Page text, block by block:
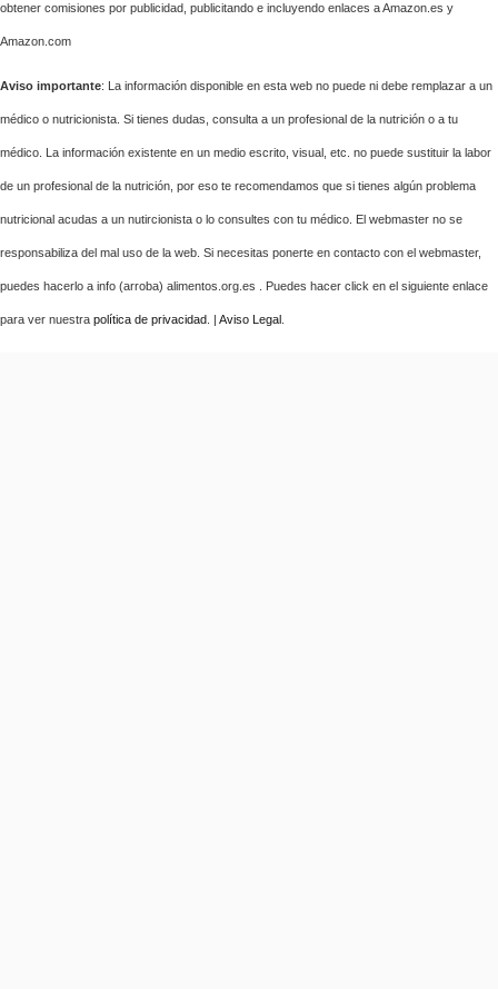
obtener comisiones por publicidad, publicitando e incluyendo enlaces a Amazon.es y
Amazon.com
Aviso importante: La información disponible en esta web no puede ni debe remplazar a un
médico o nutricionista. Si tienes dudas, consulta a un profesional de la nutrición o a tu
médico. La información existente en un medio escrito, visual, etc. no puede sustituir la labor
de un profesional de la nutrición, por eso te recomendamos que si tienes algún problema
nutricional acudas a un nutircionista o lo consultes con tu médico. El webmaster no se
responsabiliza del mal uso de la web. Si necesitas ponerte en contacto con el webmaster,
puedes hacerlo a info (arroba) alimentos.org.es . Puedes hacer click en el siguiente enlace
para ver nuestra política de privacidad . | Aviso Legal